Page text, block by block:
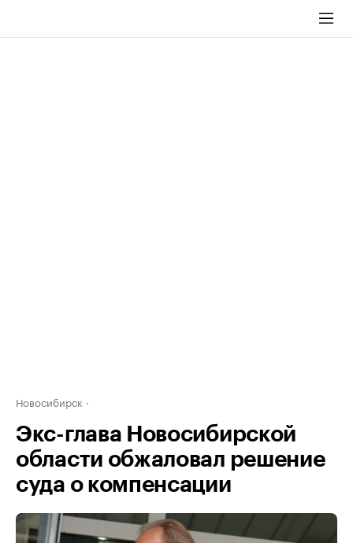
Новосибирск
Экс-глава Новосибирской
области обжаловал решение
суда о компенсации